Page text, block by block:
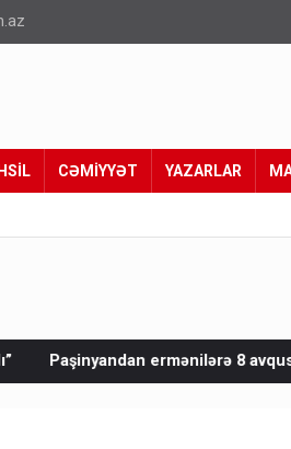
CƏMİYYƏT YAZARLAR
8 avqust çağırışı: “Çıxılmaz